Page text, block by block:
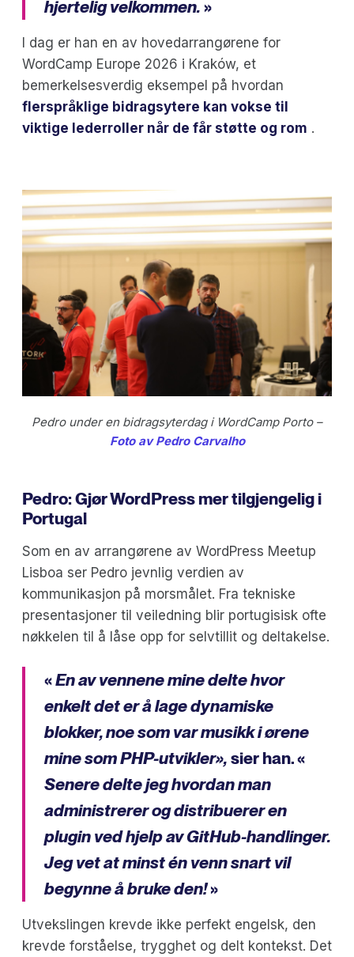
hjertelig velkommen. »
I dag er han en av hovedarrangørene for
WordCamp Europe 2026 i Kraków, et
bemerkelsesverdig eksempel på hvordan
flerspråklige bidragsytere kan vokse til
viktige lederroller når de får støtte og rom .
Pedro under en bidragsyterdag i WordCamp Porto –
Foto av Pedro Carvalho
Pedro: Gjør WordPress mer tilgjengelig i
Portugal
Som en av arrangørene av WordPress Meetup
Lisboa ser Pedro jevnlig verdien av
kommunikasjon på morsmålet. Fra tekniske
presentasjoner til veiledning blir portugisisk ofte
nøkkelen til å låse opp for selvtillit og deltakelse.
«En av vennene mine delte hvor
enkelt det er å lage dynamiske
blokker, noe som var musikk i ørene
mine som PHP-utvikler», sier han. «
Senere delte jeg hvordan man
administrerer og distribuerer en
plugin ved hjelp av GitHub-handlinger.
Jeg vet at minst én venn snart vil
begynne å bruke den!»
Utvekslingen krevde ikke perfekt engelsk, den
krevde forståelse, trygghet og delt kontekst. Det